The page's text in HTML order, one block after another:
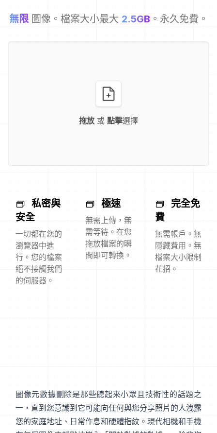
無限 圖像。檔案大小最大 2.5GB 。永久免費。
拖放 或 點擊選擇
私密與
安全
一切都在您的
瀏覽器中進
行。您的檔案
絕不接觸我們
的伺服器。
極速
無需上傳，無
需等待。在您
拖放檔案的瞬
間即可轉換。
完全免
費
無需帳戶。無
隱藏費用。無
檔案大小限制
花招。
圖像元數據刪除是那些聽起來小眾且技術性的話題之
一，直到您意識到它可能向任何與您分享照片的人洩露
您的家庭地址、日常作息和硬體指紋。現代相機和手機